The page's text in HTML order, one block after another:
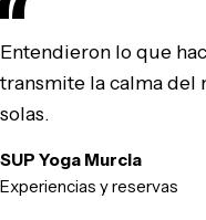
Entendieron lo que
transmite la calma del
solas.
SUP Yoga Murcia
Experiencias y reservas